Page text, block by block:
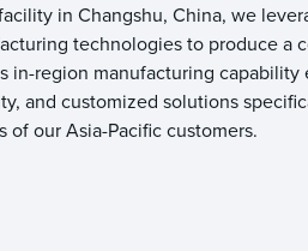
in Changshu, China, we
technologies to produce a
in-region manufacturing capability
and customized solutions
our Asia-Pacific customers.